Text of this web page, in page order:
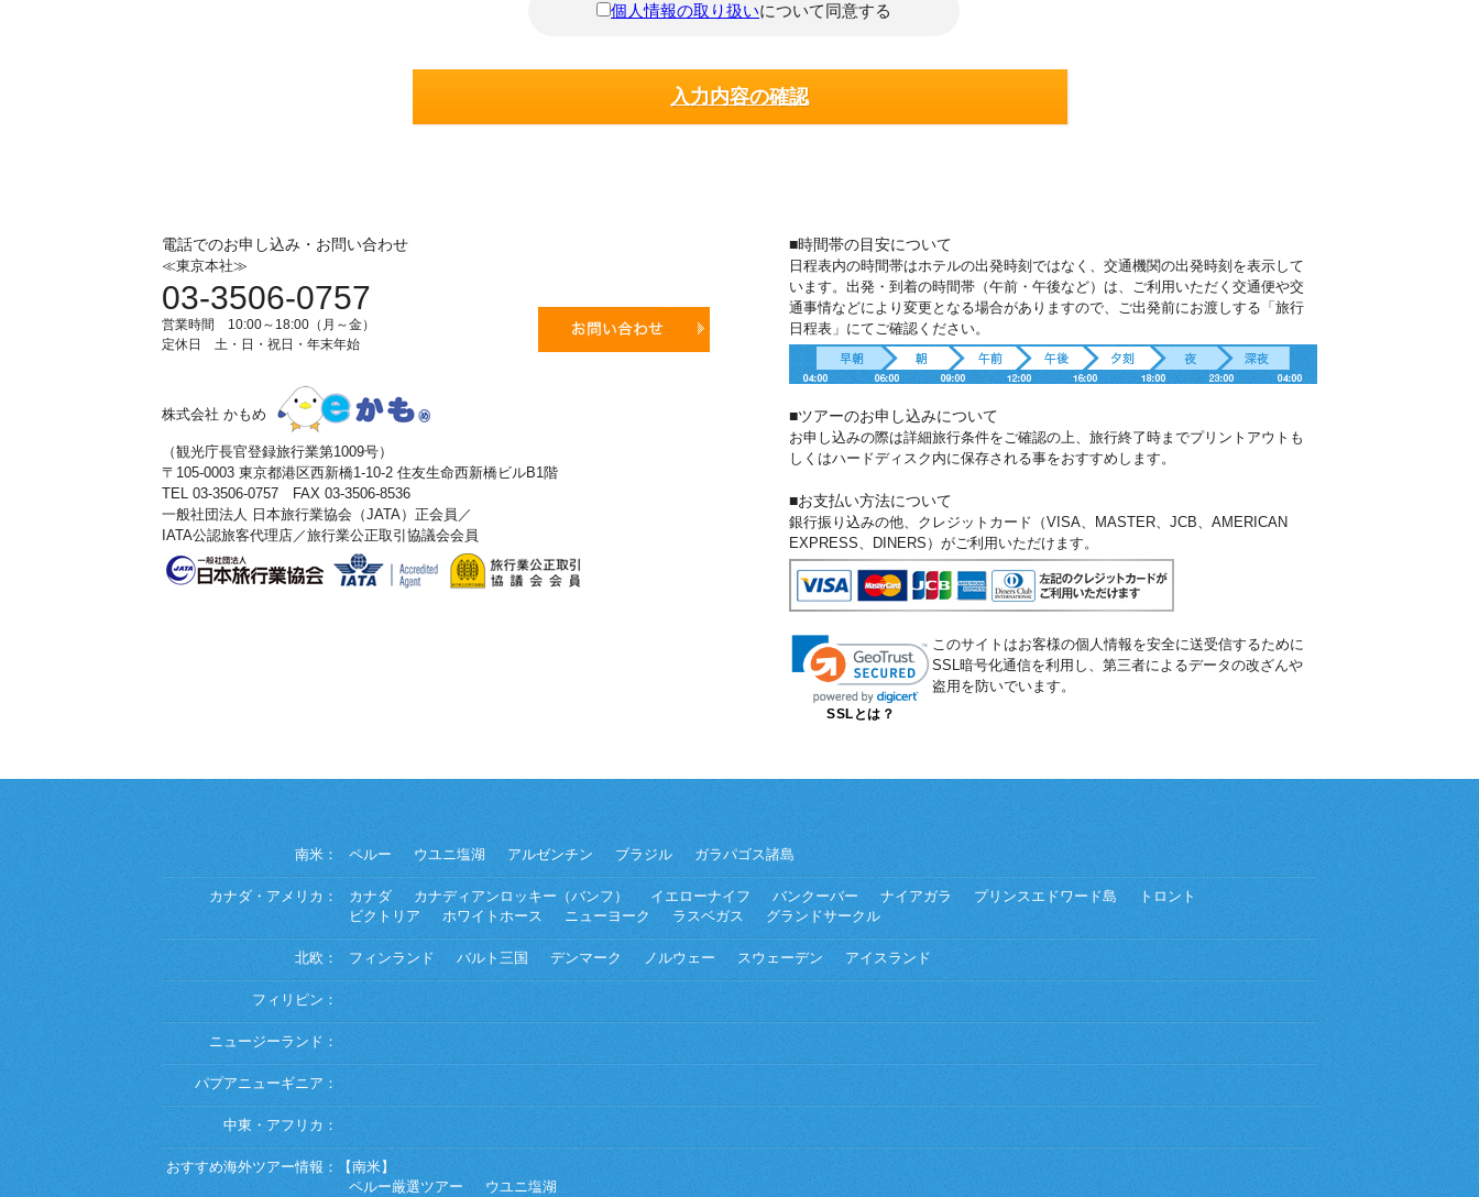
個人情報の取り扱いについて同意する
電話でのお申し込み・お問い合わせ
≪東京本社≫
03-3506-0757
営業時間 10:00～18:00（月～金）
定休日 土・日・祝日・年末年始
株式会社 かもめ
（観光庁長官登録旅行業第1009号）
〒105-0003 東京都港区西新橋1-10-2 住友生命西新橋ビルB1階
TEL 03-3506-0757 FAX 03-3506-8536
一般社団法人 日本旅行業協会（JATA）正会員／
IATA公認旅客代理店／旅行業公正取引協議会会員
■時間帯の目安について
日程表内の時間帯はホテルの出発時刻ではなく、交通機関の出発時刻を表示して
います。出発・到着の時間帯（午前・午後など）は、ご利用いただく交通便や交
通事情などにより変更となる場合がありますので、ご出発前にお渡しする「旅行
日程表」にてご確認ください。
■ツアーのお申し込みについて
お申し込みの際は詳細旅行条件をご確認の上、旅行終了時までプリントアウトも
しくはハードディスク内に保存される事をおすすめします。
■お支払い方法について
銀行振り込みの他、クレジットカード（VISA、MASTER、JCB、AMERICAN
EXPRESS、DINERS）がご利用いただけます。
SSLとは？
このサイトはお客様の個人情報を安全に送受信するために
SSL暗号化通信を利用し、第三者によるデータの改ざんや
盗用を防いでいます。
南米： ペルー ウユニ塩湖 アルゼンチン ブラジル ガラパゴス諸島
カナダ・アメリカ： カナダ カナディアンロッキー（バンフ） イエローナイフ バンクーバー ナイアガラ プリンスエドワード島
トロント
ビクトリア
ホワイトホース ニューヨーク ラスベガス グランドサークル
北欧： フィンランド バルト三国 デンマーク ノルウェー スウェーデン アイスランド
フィリピン：
ニュージーランド：
パプアニューギニア：
中東・アフリカ：
おすすめ海外ツアー情報：
【南米】
ペルー厳選ツアー
ウユニ塩湖